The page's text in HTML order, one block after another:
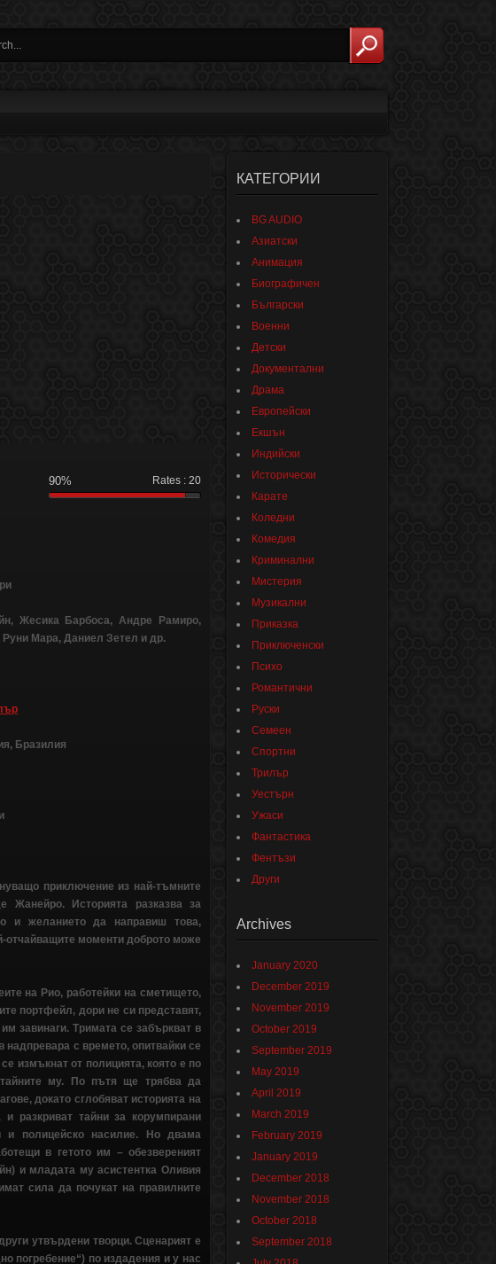
90% Rates : 20
Жесика Барбоса, Андре Рамиро,
Мара, Даниел Зетел и др.
Бразилия
приключение из най-тъмните
Историята разказва за
и желанието да направиш това,
отчайващите моменти доброто може
на Рио, работейки на сметището,
портфейл, дори не си представят,
завинаги. Тримата се забъркват в
надпревара с времето, опитвайки се
измъкнат от полицията, която е по
му. По пътя ще трябва да
докато сглобяват историята на
разкриват тайни за корумпирани
и полицейско насилие. Но двама
в гетото им – обезвереният
и младата му асистентка Оливия
сила да почукат на правилните
утвърдени творци. Сценарият е
погребение“) по издадения и у нас
КАТЕГОРИИ
BG AUDIO
Азиатски
Анимация
Биографичен
Български
Военни
Детски
Документални
Драма
Европейски
Екшън
Индийски
Исторически
Карате
Коледни
Комедия
Криминални
Мистерия
Музикални
Приказка
Приключенски
Психо
Романтични
Руски
Семеен
Спортни
Трилър
Уестърн
Ужаси
Фантастика
Фентъзи
Други
Archives
January 2020
December 2019
November 2019
October 2019
September 2019
May 2019
April 2019
March 2019
February 2019
January 2019
December 2018
November 2018
October 2018
September 2018